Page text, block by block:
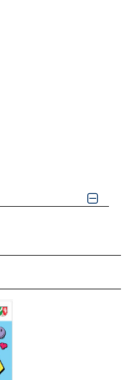
ANGESEHENE